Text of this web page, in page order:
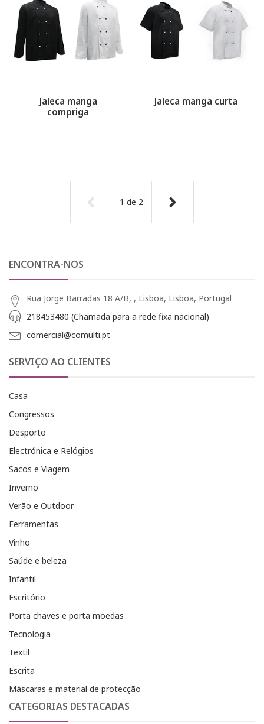
Jaleca manga
compriga
Jaleca manga curta
1 de 2
ENCONTRA-NOS
Rua Jorge Barradas 18 A/B, , Lisboa, Lisboa, Portugal
218453480 (Chamada para a rede fixa nacional)
comercial@comulti.pt
SERVIÇO AO CLIENTES
Casa
Congressos
Desporto
Electrónica e Relógios
Sacos e Viagem
Inverno
Verão e Outdoor
Ferramentas
Vinho
Saúde e beleza
Infantil
Escritório
Porta chaves e porta moedas
Tecnologia
Textil
Escrita
Máscaras e material de protecção
CATEGORIAS DESTACADAS